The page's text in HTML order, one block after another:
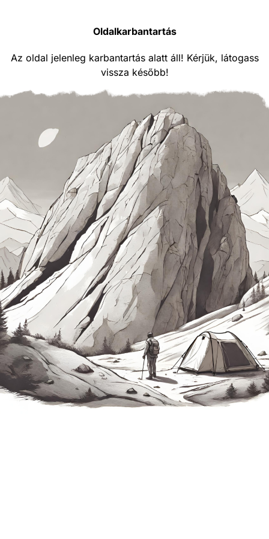
Oldalkarbantartás
Az oldal jelenleg karbantartás alatt áll! Kérjük, látogass
vissza később!